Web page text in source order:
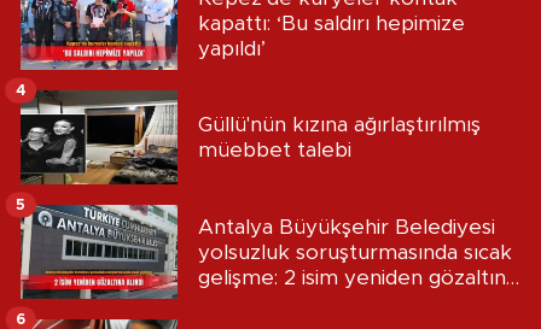
kapattı: ‘Bu saldırı hepimize
yapıldı’
Güllü'nün kızına ağırlaştırılmış
müebbet talebi
4
Antalya Büyükşehir Belediyesi
yolsuzluk soruşturmasında sıcak
gelişme: 2 isim yeniden gözaltına
5
6